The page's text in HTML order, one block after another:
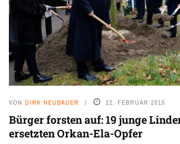
VON DIRK NEUBAUER 22. FEBRUAR 2015
Bürger forsten auf: 19 junge
ersetzten Orkan-Ela-Opfer